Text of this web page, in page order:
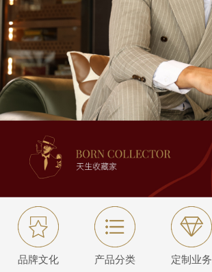
品牌文化 产品分类 定制业务